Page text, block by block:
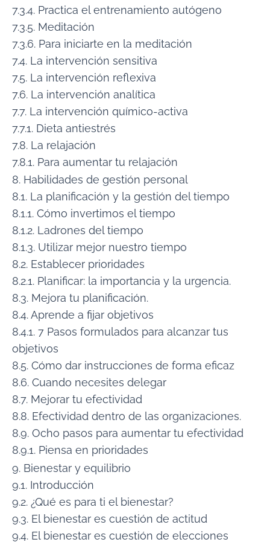
7.3.4. Practica el entrenamiento autógeno
7.3.5. Meditación
7.3.6. Para iniciarte en la meditación
7.4. La intervención sensitiva
7.5. La intervención reflexiva
7.6. La intervención analítica
7.7. La intervención químico-activa
7.7.1. Dieta antiestrés
7.8. La relajación
7.8.1. Para aumentar tu relajación
8. Habilidades de gestión personal
8.1. La planificación y la gestión del tiempo
8.1.1. Cómo invertimos el tiempo
8.1.2. Ladrones del tiempo
8.1.3. Utilizar mejor nuestro tiempo
8.2. Establecer prioridades
8.2.1. Planificar: la importancia y la urgencia.
8.3. Mejora tu planificación.
8.4. Aprende a fijar objetivos
8.4.1. 7 Pasos formulados para alcanzar tus
objetivos
8.5. Cómo dar instrucciones de forma eficaz
8.6. Cuando necesites delegar
8.7. Mejorar tu efectividad
8.8. Efectividad dentro de las organizaciones.
8.9. Ocho pasos para aumentar tu efectividad
8.9.1. Piensa en prioridades
9. Bienestar y equilibrio
9.1. Introducción
9.2. ¿Qué es para ti el bienestar?
9.3. El bienestar es cuestión de actitud
9.4. El bienestar es cuestión de elecciones